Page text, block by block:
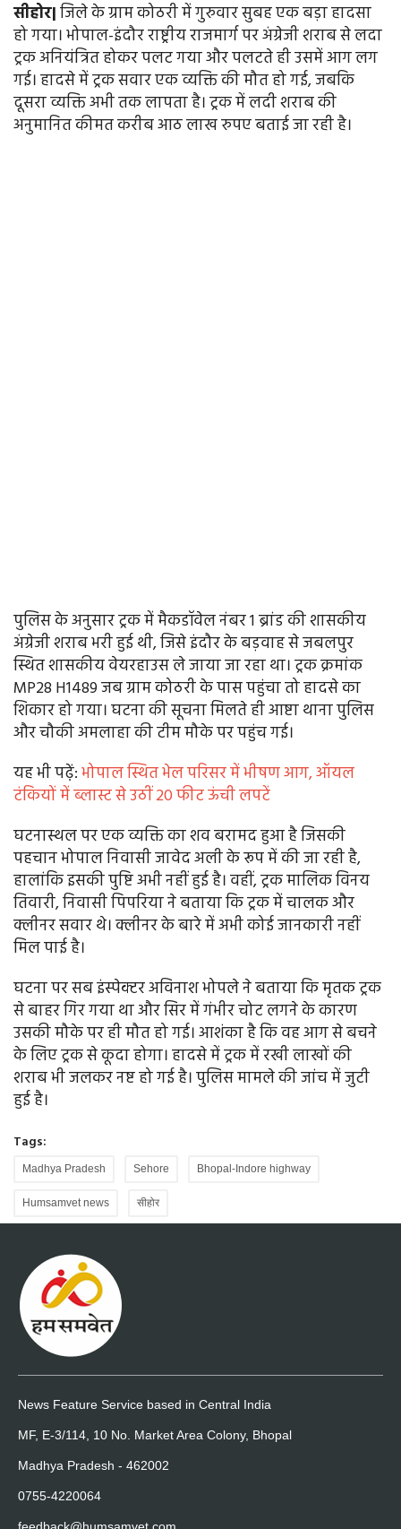
सीहोर|जिले के ग्राम कोठरी में गुरुवार सुबह एक बड़ा हादसा
हो गया। भोपाल-इंदौर राष्ट्रीय राजमार्ग पर अंग्रेजी शराब से लदा
ट्रक अनियंत्रित होकर पलट गया और पलटते ही उसमें आग लग
गई। हादसे में ट्रक सवार एक व्यक्ति की मौत हो गई, जबकि
दूसरा व्यक्ति अभी तक लापता है। ट्रक में लदी शराब की
अनुमानित कीमत करीब आठ लाख रुपए बताई जा रही है।
पुलिस के अनुसार ट्रक में मैकडॉवेल नंबर 1 ब्रांड की शासकीय
अंग्रेजी शराब भरी हुई थी, जिसे इंदौर के बड़वाह से जबलपुर
स्थित शासकीय वेयरहाउस ले जाया जा रहा था। ट्रक क्रमांक
MP28 H1489 जब ग्राम कोठरी के पास पहुंचा तो हादसे का
शिकार हो गया। घटना की सूचना मिलते ही आष्टा थाना पुलिस
और चौकी अमलाहा की टीम मौके पर पहुंच गई।
यह भी पढे़ं:भोपाल स्थित भेल परिसर में भीषण आग, ऑयल
टंकियों में ब्लास्ट से उठीं 20 फीट ऊंची लपटें
घटनास्थल पर एक व्यक्ति का शव बरामद हुआ है जिसकी
पहचान भोपाल निवासी जावेद अली के रूप में की जा रही है,
हालांकि इसकी पुष्टि अभी नहीं हुई है। वहीं, ट्रक मालिक विनय
तिवारी, निवासी पिपरिया ने बताया कि ट्रक में चालक और
क्लीनर सवार थे। क्लीनर के बारे में अभी कोई जानकारी नहीं
मिल पाई है।
घटना पर सब इंस्पेक्टर अविनाश भोपले ने बताया कि मृतक ट्रक
से बाहर गिर गया था और सिर में गंभीर चोट लगने के कारण
उसकी मौके पर ही मौत हो गई। आशंका है कि वह आग से बचने
के लिए ट्रक से कूदा होगा। हादसे में ट्रक में रखी लाखों की
शराब भी जलकर नष्ट हो गई है। पुलिस मामले की जांच में जुटी
हुई है।
Tags:
Madhya Pradesh Sehore Bhopal-Indore highway
Humsamvet news सीहोर
News Feature Service based in Central India
MF, E-3/114, 10 No. Market Area Colony, Bhopal
Madhya Pradesh - 462002
0755-4220064